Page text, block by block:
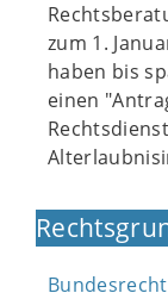
zum 1.
haben bis
einen